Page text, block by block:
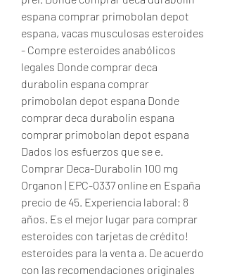
espana comprar primobolan depot
espana, vacas musculosas esteroides
- Compre esteroides anabólicos
legales Donde comprar deca
durabolin espana comprar
primobolan depot espana Donde
comprar deca durabolin espana
comprar primobolan depot espana
Dados los esfuerzos que se e.
Comprar Deca-Durabolin 100 mg
Organon | EPC-0337 online en España
precio de 45. Experiencia laboral: 8
años. Es el mejor lugar para comprar
esteroides con tarjetas de crédito!
esteroides para la venta a. De acuerdo
con las recomendaciones originales